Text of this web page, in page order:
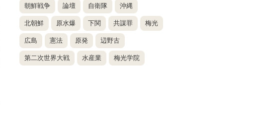
朝鮮戦争 論壇 自衛隊 沖縄
北朝鮮 原水爆 下関 共謀罪 梅光
広島 憲法 原発 辺野古
第二次世界大戦 水産業 梅光学院